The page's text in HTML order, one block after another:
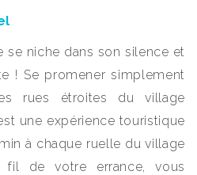
se niche dans son silence et
! Se promener simplement
rues étroites du village
une expérience touristique
à chaque ruelle du village
fil de votre errance, vous